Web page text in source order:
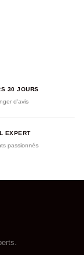
30 JOURS
d'avis
EXPERT
passionnés